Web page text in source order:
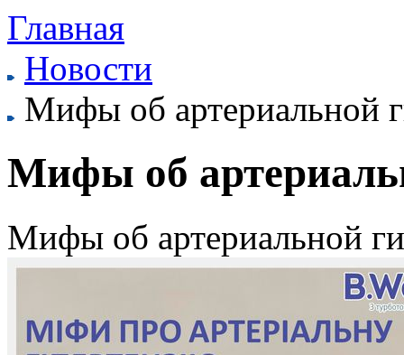
Главная
Новости
Мифы об артериальной
Мифы об
Мифы об артериальной